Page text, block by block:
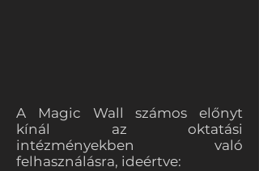
A Magic Wall számos előnyt
kínál az oktatási
intézményekben való
felhasználásra, ideértve: